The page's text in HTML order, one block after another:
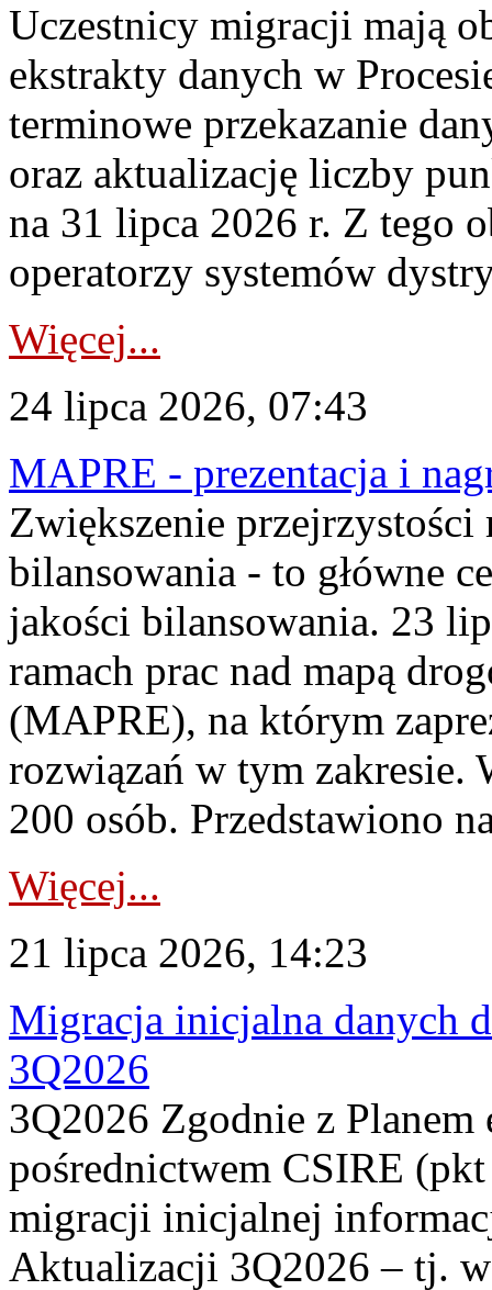
Uczestnicy migracji mają
ekstrakty danych w
terminowe przekazanie
oraz aktualizację liczby
na 31 lipca 2026 r. Z tego
operatorzy systemów
Więcej...
24 lipca 2026, 07:43
MAPRE - prezentacja i
Zwiększenie
bilansowania - to główne
jakości bilansowania. 23
ramach prac nad mapą
(MAPRE), na którym
rozwiązań w tym zakresie.
200 osób. Przedstawiono
Więcej...
21 lipca 2026, 14:23
Migracja inicjalna danych
3Q2026
3Q2026 Zgodnie z
pośrednictwem CSIRE
migracji inicjalnej
Aktualizacji 3Q2026 – tj.